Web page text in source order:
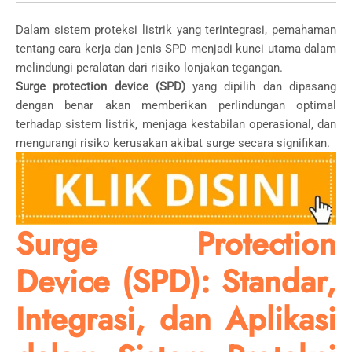
Dalam sistem proteksi listrik yang terintegrasi, pemahaman
tentang cara kerja dan jenis SPD menjadi kunci utama dalam
melindungi peralatan dari risiko lonjakan tegangan.
Surge protection device (SPD)yang dipilih dan dipasang
dengan benar akan memberikan perlindungan optimal
terhadap sistem listrik, menjaga kestabilan operasional, dan
mengurangi risiko kerusakan akibat surge secara signifikan.
Surge Protection
Device (SPD): Standar,
Integrasi, dan Aplikasi